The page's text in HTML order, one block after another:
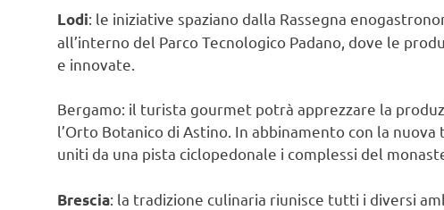
Lodi: le iniziative spaziano dalla Rassegna
all’interno del Parco Tecnologico Padano, dove le
e innovate.
Bergamo: il turista gourmet potrà apprezzare la
l’Orto Botanico di Astino. In abbinamento con la
uniti da una pista ciclopedonale i complessi del
Brescia: la tradizione culinaria riunisce tutti i diversi